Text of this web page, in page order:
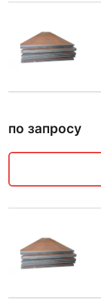
по запросу